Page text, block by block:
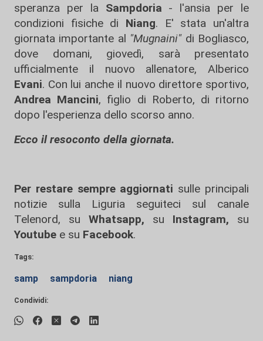
speranza per la Sampdoria - l'ansia per le
condizioni fisiche di Niang. E' stata un'altra
giornata importante al "Mugnaini" di Bogliasco,
dove domani, giovedì, sarà presentato
ufficialmente il nuovo allenatore, Alberico
Evani. Con lui anche il nuovo direttore sportivo,
Andrea Mancini, figlio di Roberto, di ritorno
dopo l'esperienza dello scorso anno.
Ecco il resoconto della giornata.
Per restare sempre aggiornati sulle principali
notizie sulla Liguria seguiteci sul canale
Telenord, su
Whatsapp, su Instagram, su
Youtube e su Facebook.
Tags:
samp sampdoria niang
Condividi: